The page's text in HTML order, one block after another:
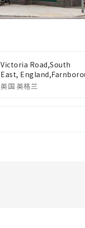
Victoria Road,South
East,
英国 英格兰